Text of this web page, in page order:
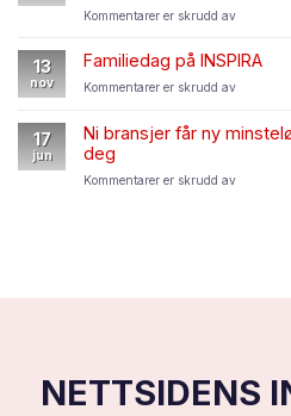
ved
Feriehjem
Kommentarer er skrudd avfor
ønske
om
en
god
13
nov
Familiedag på INSPIRA
Kommentarer er skrudd avfor
på
INSPIRA
17
jun
Ni bransjer får ny
deg
Kommentarer er skrudd avfor
deg
NETTSIDENS